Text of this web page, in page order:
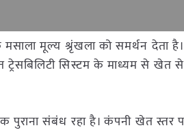
मूल्य श्रृंखला को समर्थन देता
सिस्टम के माध्यम से खेत से
पुराना संबंध रहा है। कंपनी खेत